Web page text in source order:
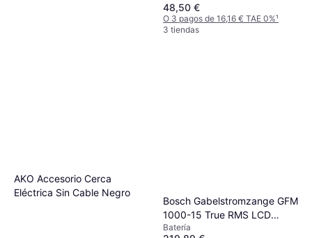
48,50 €
O 3 pagos de 16,16 € TAE 0%¹
3 tiendas
AKO Accesorio Cerca
Eléctrica Sin Cable Negro
Bosch Gabelstromzange GFM
1000-15 True RMS LCD
Horquilla
Batería